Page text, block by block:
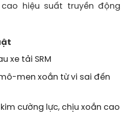
hiệu suất truyền động
xe tải SRM
men xoắn từ vi sai đến
cường lực, chịu xoắn cao